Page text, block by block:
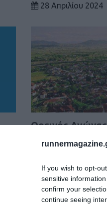
If you wish to opt-
sensitive
confirm your
continue seeing
28 Απριλίου 2024
Ορεινός
07 Απριλίου 2024